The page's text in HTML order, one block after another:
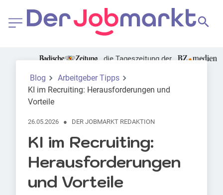
die Tageszeitung der
Foto: Canva | Africa images
Blog
Arbeitgeber Tipps
KI im Recruiting: Herausforderungen und
Vorteile
26.05.2026 ● DER JOBMARKT REDAKTION
KI im Recruiting:
Herausforderungen
und Vorteile